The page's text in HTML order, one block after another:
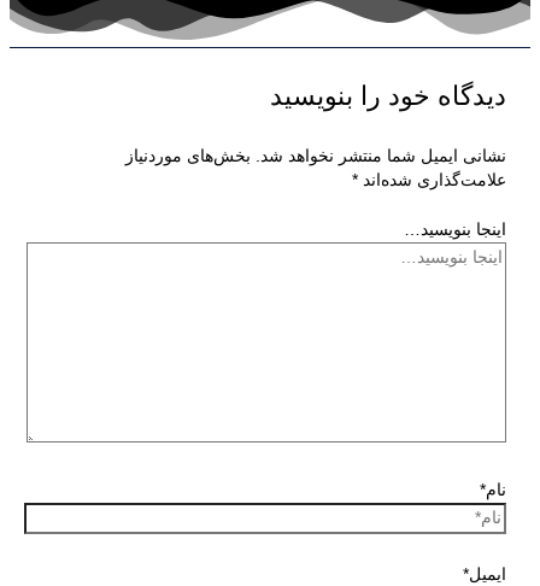
دیدگاه‌ خود را بنویسید
نشانی ایمیل شما منتشر نخواهد شد. بخش‌های موردنیاز
علامت‌گذاری شده‌اند *
اینجا بنویسید…
نام*
ایمیل*